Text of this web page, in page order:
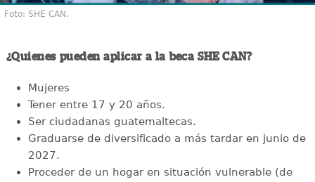
Foto: SHE CAN.
¿Quienes pueden aplicar a la beca SHE CAN?
Mujeres
Tener entre 17 y 20 años.
Ser ciudadanas guatemaltecas.
Graduarse de diversificado a más tardar en junio de
2027.
Proceder de un hogar en situación vulnerable (de